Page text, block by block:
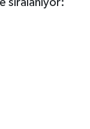
sıralanıyor: